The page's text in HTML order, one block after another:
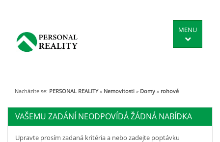
MENU
Nacházíte se: PERSONAL REALITY » Nemovitosti » Domy » rohové
VAŠEMU ZADÁNÍ NEODPOVÍDÁ ŽÁDNÁ NABÍDKA
Upravte prosím zadaná kritéria a nebo zadejte poptávku